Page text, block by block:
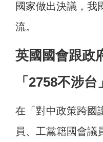
國家做出決議，我
流。
英國國會跟政
「2758不涉台」
在「對中政策跨國
員、工黨籍國會議